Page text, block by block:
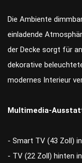
Die Ambiente
einladende
der Decke sorgt für
dekorative
modernes Interieur
Multimedia-
- Smart TV (43 Zoll)
- TV (22 Zoll) hinten